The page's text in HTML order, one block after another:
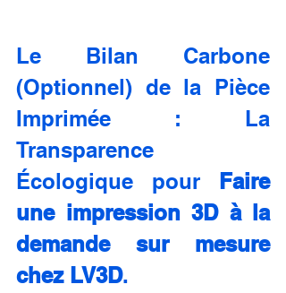
Le Bilan Carbone
(Optionnel) de la Pièce
Imprimée : La
Transparence
Écologique pour Faire
une impression 3D à la
demande sur mesure
chez LV3D.